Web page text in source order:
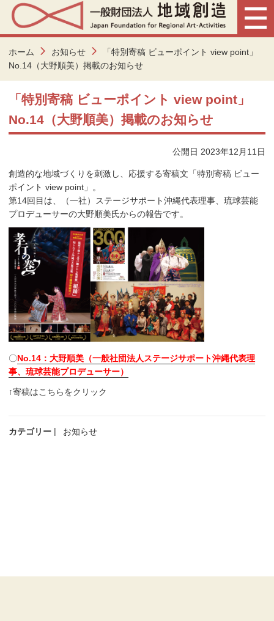
ホーム お知らせ
「特別寄稿 ビューポイント view point」
No.14（大野順美）掲載のお知らせ
「特別寄稿 ビューポイント view point」
No.14（大野順美）掲載のお知らせ
公開日 2023年12月11日
創造的な地域づくりを刺激し、応援する寄稿文「特別寄稿 ビュー
ポイント view point」。
第14回目は、（一社）ステージサポート沖縄代表理事、琉球芸能
プロデューサーの大野順美氏からの報告です。
〇No.14：大野順美（一般社団法人ステージサポート沖縄代表理
事、琉球芸能プロデューサー）
↑寄稿はこちらをクリック
カテゴリー お知らせ